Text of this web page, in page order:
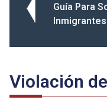
Guía Para
Violación